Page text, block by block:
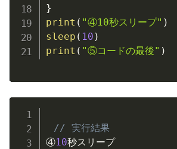
}
print ( "④10秒スリープ" )
sleep ( 10 )
print ( "⑤コードの最後" )
// 実行結果
④10秒スリープ